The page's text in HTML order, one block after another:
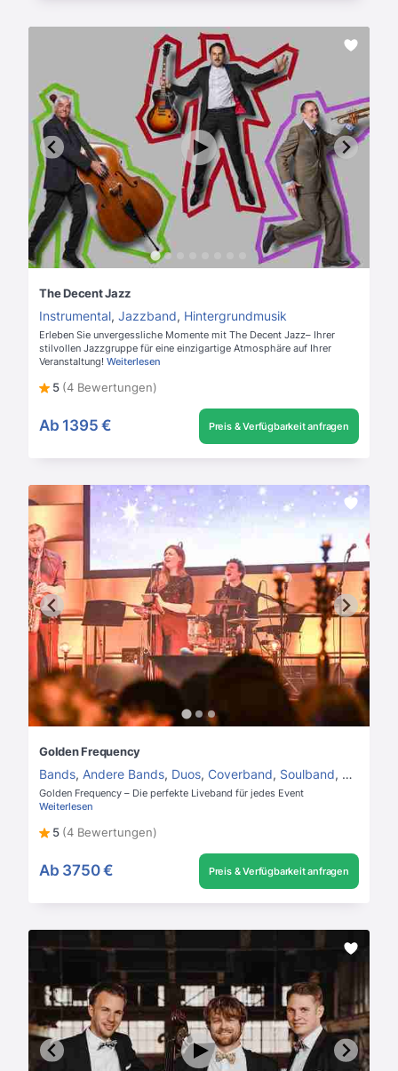
The Decent Jazz
Instrumental, Jazzband, Hintergrundmusik
Erleben Sie unvergessliche Momente mit The Decent Jazz– Ihrer
stilvollen Jazzgruppe für eine einzigartige Atmosphäre auf Ihrer
Veranstaltung! Weiterlesen
5 (4 Bewertungen)
Ab 1395 € Preis & Verfügbarkeit anfragen
Golden Frequency
Bands, Andere Bands, Duos, Coverband, Soulband,
Golden Frequency – Die perfekte Liveband für jedes Event
Weiterlesen
5 (4 Bewertungen)
Ab 3750 € Preis & Verfügbarkeit anfragen